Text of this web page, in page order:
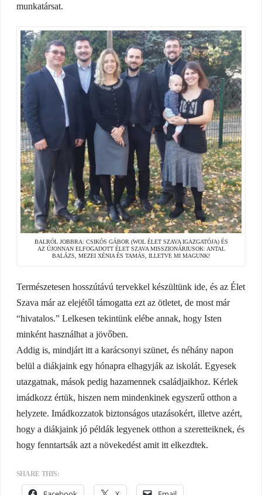
munkatársat.
BALRÓL JOBBRA: CSIKÓS GÁBOR (WOL ÉLET SZAVA IGAZGATÓJA) ÉS
AZ ÚJONNAN ELFOGADOTT ÉLET SZAVA MISSZIONÁRIUSOK: ANTAL
BALÁZS, MEZEI XÉNIA ÉS TAMÁS, ILLETVE MI MAGUNK!
Természetesen hosszútávú tervekkel készültünk ide, és az Élet
Szava már az elejétől támogatta ezt az ötletet, de most már
“hivatalos.” Lelkesen tekintünk elébe annak, hogy Isten
minként használhat a jövőben.
Addig is, mindjárt itt a karácsonyi szünet, és néhány napon
belül a diákjaink egy hónapra elhagyják az iskolát. Egyesek
utazgatnak, mások pedig hazamennek családjaikhoz. Kérlek
imádkozz értük, hiszen nem mindenkinek egyszerű otthon a
helyzete. Imádkozzatok biztonságos utazásokért, illetve azért,
hogy a diákjaink jó példák legyenek otthon a szeretteiknek, és
hogy fenntartsák azt a növekedést amit itt elkezdtek.
SHARE THIS: